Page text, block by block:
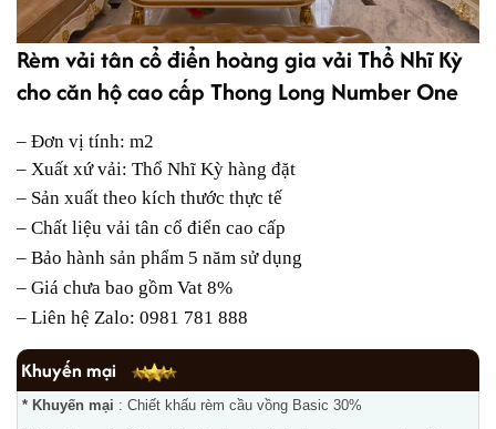
Rèm vải tân cổ điển hoàng gia vải Thổ Nhĩ Kỳ
cho căn hộ cao cấp Thong Long Number One
– Đơn vị tính: m2
– Xuất xứ vải: Thổ Nhĩ Kỳ hàng đặt
– Sản xuất theo kích thước thực tế
– Chất liệu vải tân cổ điển cao cấp
– Bảo hành sản phẩm 5 năm sử dụng
– Giá chưa bao gồm Vat 8%
– Liên hệ Zalo: 0981 781 888
Khuyến mại
* Khuyến mại : Chiết khấu rèm cầu vồng Basic 30%